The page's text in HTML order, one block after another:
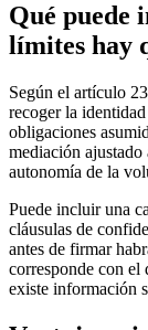
Qué puede
límites hay
Según el artículo
recoger la
obligaciones
mediación ajustado
autonomía de la
Puede incluir una
cláusulas de
antes de firmar
corresponde con el
existe información